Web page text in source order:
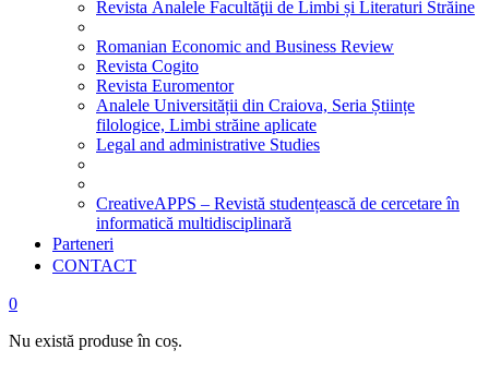
Revista Analele Facultăţii de Limbi și Literaturi Străine
Romanian Economic and Business Review
Revista Cogito
Revista Euromentor
Analele Universității din Craiova, Seria Științe
filologice, Limbi străine aplicate
Legal and administrative Studies
CreativeAPPS – Revistă studențească de cercetare în
informatică multidisciplinară
Parteneri
CONTACT
0
Nu există produse în coș.